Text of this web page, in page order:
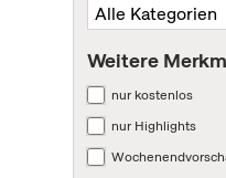
Weitere
nur kostenlos
nur Highlights